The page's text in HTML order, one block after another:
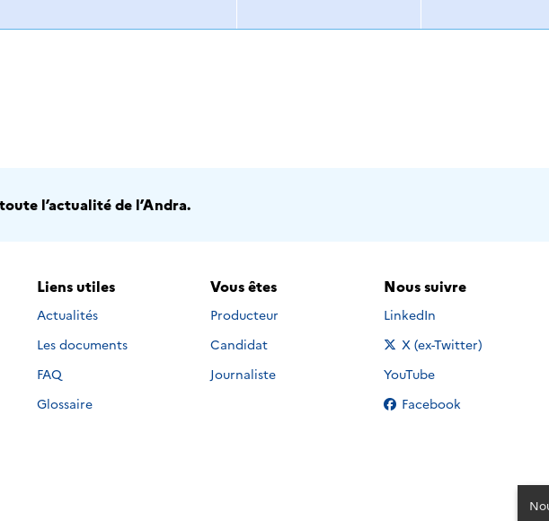
l’actualité de l’Andra.
Liens utiles
Actualités
Les documents
FAQ
Glossaire
Vous êtes
Producteur
Candidat
Journaliste
Nous suivre
Nous suivre sur
LinkedIn
Nous suivre sur
X (ex-Twitter)
Nous suivre sur
YouTube
Nous suivre sur
Facebook